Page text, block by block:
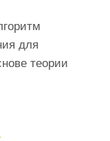
для
теории